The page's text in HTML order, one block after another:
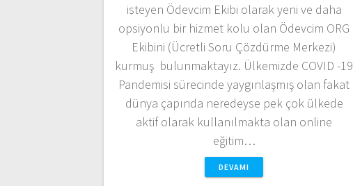
isteyen Ödevcim Ekibi olarak yeni ve daha
opsiyonlu bir hizmet kolu olan Ödevcim ORG
Ekibini (Ücretli Soru Çözdürme Merkezi)
kurmuş bulunmaktayız. Ülkemizde COVID -19
Pandemisi sürecinde yaygınlaşmış olan fakat
dünya çapında neredeyse pek çok ülkede
aktif olarak kullanılmakta olan online
eğitim…
DEVAMI